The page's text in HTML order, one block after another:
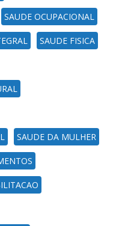
SAUDE OCUPACIONAL
SAUDE FISICA
SAUDE DA MULHER